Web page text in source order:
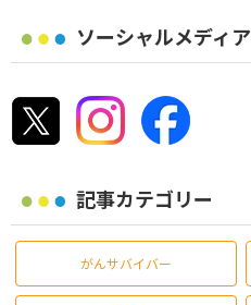
ソーシャルメディア
記事カテゴリー
がんサバイバー